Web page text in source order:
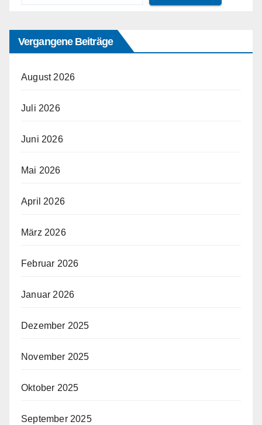
Vergangene Beiträge
August 2026
Juli 2026
Juni 2026
Mai 2026
April 2026
März 2026
Februar 2026
Januar 2026
Dezember 2025
November 2025
Oktober 2025
September 2025